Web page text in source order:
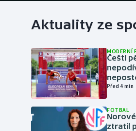
Aktuality ze
MODERNÍ
Čeští
Před 4 min
FOTBAL
ztratil